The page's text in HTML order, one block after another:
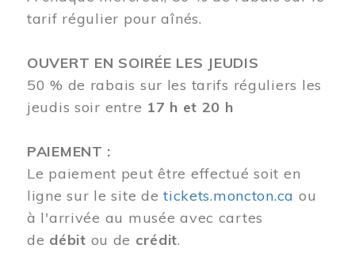
tarif régulier pour aînés.
OUVERT EN SOIRÉE LES JEUDIS
50 % de rabais sur les tarifs réguliers les
jeudis soir entre 17 h et 20 h
PAIEMENT :
Le paiement peut être effectué soit en
ligne sur le site detickets.moncton.ca ou
à l'arrivée au musée avec cartes
de débit ou de crédit.